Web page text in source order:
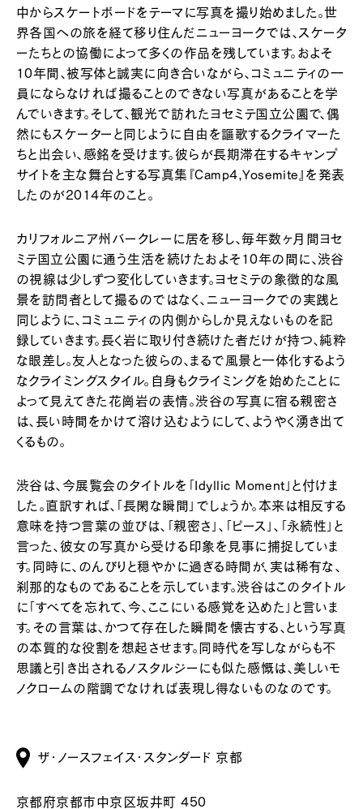
中からスケートボードをテーマに写真を撮り始めました。世
界各国への旅を経て移り住んだニューヨークでは、スケータ
ーたちとの協働によって多くの作品を残しています。およそ
10年間、被写体と誠実に向き合いながら、コミュニティの一
員にならなければ撮ることのできない写真があることを学
んでいきます。そして、観光で訪れたヨセミテ国立公園で、偶
然にもスケーターと同じように自由を謳歌するクライマーた
ちと出会い、感銘を受けます。彼らが長期滞在するキャンプ
サイトを主な舞台とする写真集『Camp4,Yosemite』を発表
したのが2014年のこと。
カリフォルニア州バークレーに居を移し、毎年数ヶ月間ヨセ
ミテ国立公園に通う生活を続けたおよそ10年の間に、渋谷
の視線は少しずつ変化していきます。ヨセミテの象徴的な風
景を訪問者として撮るのではなく、ニューヨークでの実践と
同じように、コミュニティの内側からしか見えないものを記
録していきます。長く岩に取り付き続けた者だけが持つ、純粋
な眼差し。友人となった彼らの、まるで風景と一体化するよう
なクライミングスタイル。自身もクライミングを始めたことに
よって見えてきた花崗岩の表情。渋谷の写真に宿る親密さ
は、長い時間をかけて溶け込むようにして、ようやく湧き出て
くるもの。
渋谷は、今展覧会のタイトルを「Idyllic Moment」と付けま
した。直訳すれば、「長閑な瞬間」でしょうか。本来は相反する
意味を持つ言葉の並びは、「親密さ」、「ピース」、「永続性」と
言った、彼女の写真から受ける印象を見事に捕捉していま
す。同時に、のんびりと穏やかに過ぎる時間が、実は稀有な、
刹那的なものであることを示しています。渋谷はこのタイトル
に「すべてを忘れて、今、ここにいる感覚を込めた」と言いま
す。その言葉は、かつて存在した瞬間を懐古する、という写真
の本質的な役割を想起させます。同時代を写しながらも不
思議と引き出されるノスタルジーにも似た感慨は、美しいモ
ノクロームの階調でなければ表現し得ないものなのです。
ザ・ノースフェイス・スタンダード 京都
京都府京都市中京区坂井町 450